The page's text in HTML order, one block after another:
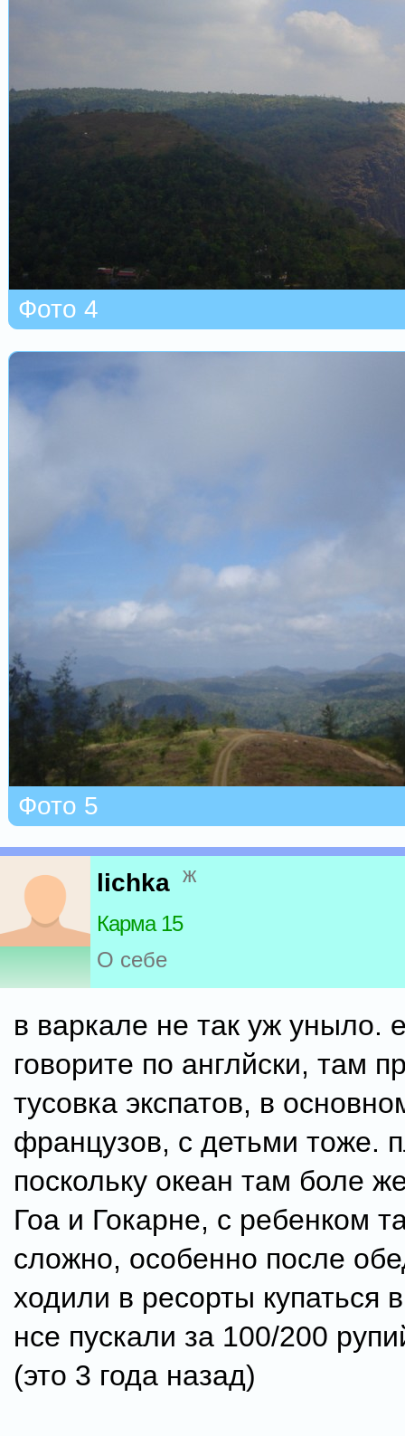
Фото 4
Фото 5
lichka ж
Карма 15
О себе
в варкале не так уж уныло.
говорите по англйски, там
тусовка экспатов, в
французов, с детьми тоже.
поскольку океан там боле
Гоа и Гокарне, с ребенком
сложно, особенно после
ходили в ресорты купаться
нсе пускали за 100/200
(это 3 года назад)